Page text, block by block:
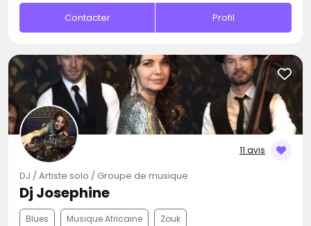
Contacter Profil
11 avis
DJ / Artiste solo / Groupe de musique
Dj Josephine
Blues Musique Africaine Zouk